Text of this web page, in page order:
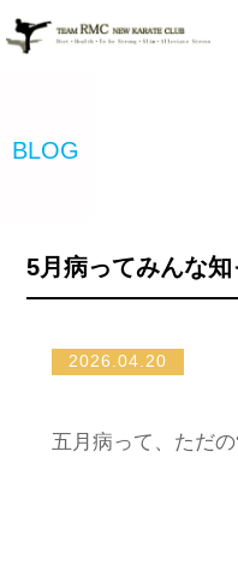
BLOG
5月病ってみんな知
2026.04.20
五月病って、ただ
指導員